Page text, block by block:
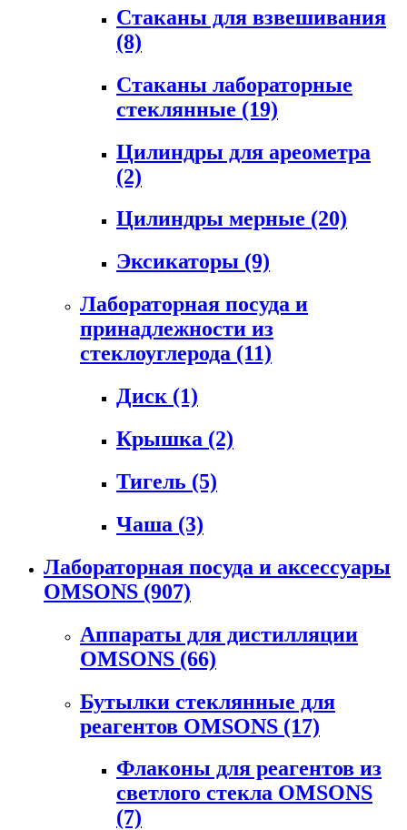
Стаканы для взвешивания
(8)
Стаканы лабораторные
стеклянные (19)
Цилиндры для ареометра
(2)
Цилиндры мерные (20)
Эксикаторы (9)
Лабораторная посуда и
принадлежности из
стеклоуглерода (11)
Диск (1)
Крышка (2)
Тигель (5)
Чаша (3)
Лабораторная посуда и аксессуары
OMSONS (907)
Аппараты для дистилляции
OMSONS (66)
Бутылки стеклянные для
реагентов OMSONS (17)
Флаконы для реагентов из
светлого стекла OMSONS
(7)